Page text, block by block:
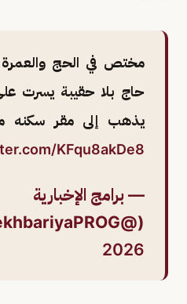
مختص في الحج والعمرة
حاج بلا حقيبة يسرت
يذهب إلى مقر سكنه
KFqu8akDe8
— برامج الإخبارية
(@alekhbariyaPROG)
2026